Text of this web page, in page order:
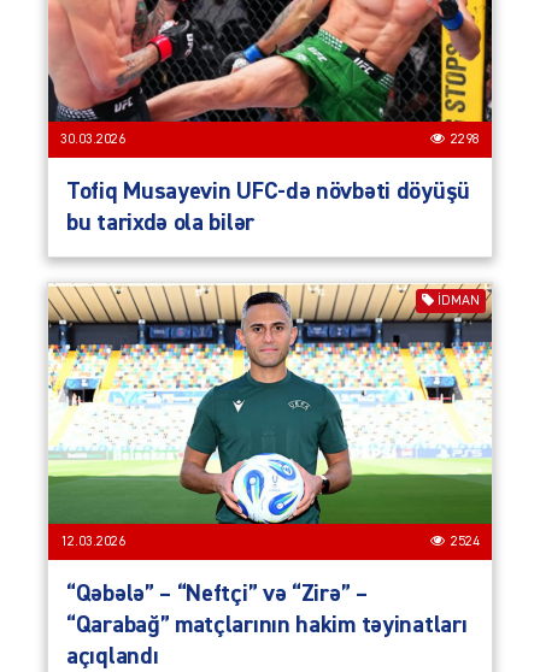
30.03.2026 2298
Tofiq Musayevin UFC-də növbəti döyüşü
bu tarixdə ola bilər
İDMAN
12.03.2026 2524
“Qəbələ” – “Neftçi” və “Zirə” –
“Qarabağ” matçlarının hakim təyinatları
açıqlandı